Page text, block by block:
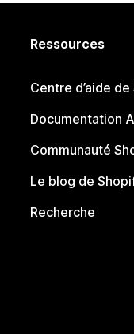
Ressources
Centre d’aide
Documentation
Communauté
Le blog de
Recherche